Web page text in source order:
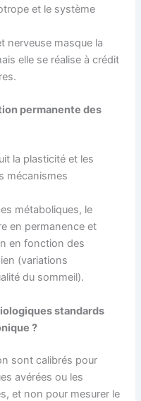
et le système
nerveuse masque la
elle se réalise à crédit
permanente des
la plasticité et les
mécanismes
métaboliques, le
en permanence et
en fonction des
(variations
du sommeil).
standards
?
sont calibrés pour
avérées ou les
et non pour mesurer le